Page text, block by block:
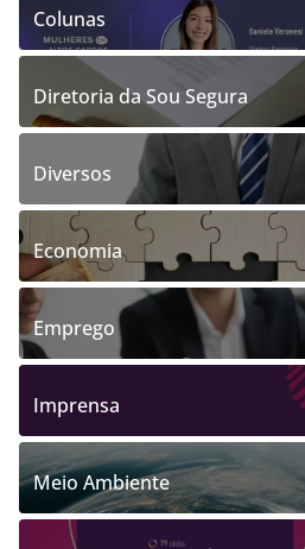
Colunas
Diretoria da Sou Segura
Diversos
Economia
Emprego
Imprensa
Meio Ambiente